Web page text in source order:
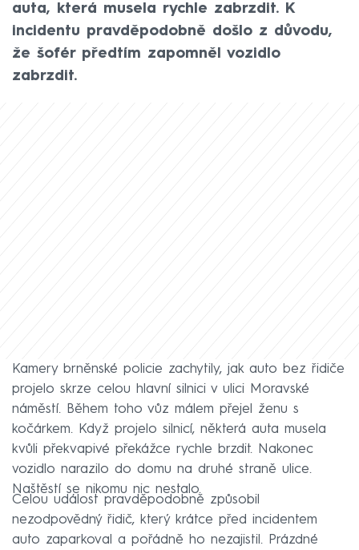
auta, která musela rychle zabrzdit. K
incidentu pravděpodobně došlo z důvodu,
že šofér předtím zapomněl vozidlo
zabrzdit.
Kamery brněnské policie zachytily, jak auto bez řidiče
projelo skrze celou hlavní silnici v ulici Moravské
náměstí. Během toho vůz málem přejel ženu s
kočárkem. Když projelo silnicí, některá auta musela
kvůli překvapivé překážce rychle brzdit. Nakonec
vozidlo narazilo do domu na druhé straně ulice.
Naštěstí se nikomu nic nestalo.
Celou událost pravděpodobně způsobil
nezodpovědný řidič, který krátce před incidentem
auto zaparkoval a pořádně ho nezajistil. Prázdné